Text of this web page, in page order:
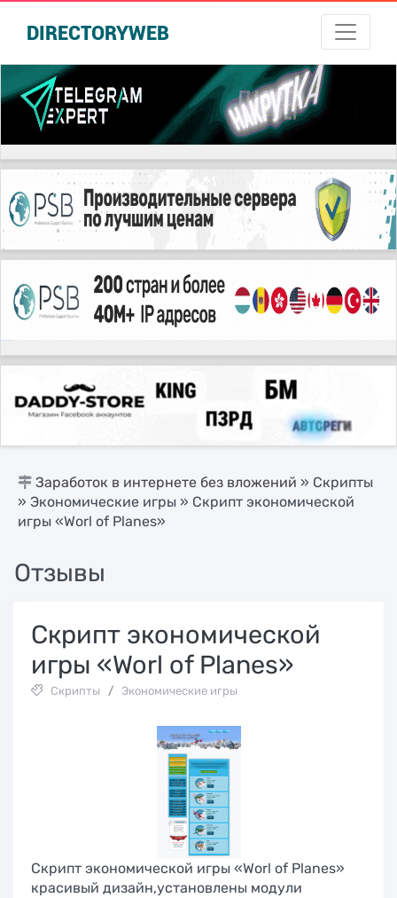
DIRECTORYWEB
Заработок в интернете без вложений » Скрипты
» Экономические игры » Скрипт экономической
игры «Worl of Planes»
Отзывы
Скрипт экономической
игры «Worl of Planes»
Скрипты / Экономические игры
Скрипт экономической игры «Worl of Planes»
красивый дизайн,установлены модули